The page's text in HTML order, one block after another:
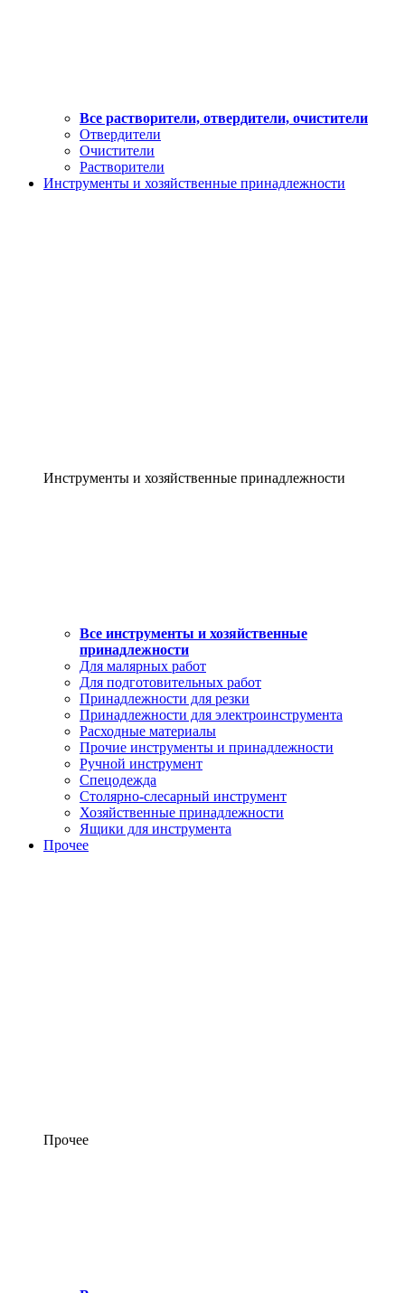
Все растворители, отвердители, очистители
Отвердители
Очистители
Растворители
Инструменты и хозяйственные принадлежности
Инструменты и хозяйственные принадлежности
Все инструменты и хозяйственные
принадлежности
Для малярных работ
Для подготовительных работ
Принадлежности для резки
Принадлежности для электроинструмента
Расходные материалы
Прочие инструменты и принадлежности
Ручной инструмент
Спецодежда
Столярно-слесарный инструмент
Хозяйственные принадлежности
Ящики для инструмента
Прочее
Прочее